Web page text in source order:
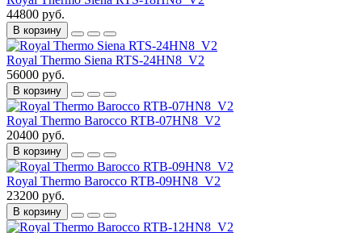
44800 руб.
В корзину
Royal Thermo Siena RTS-24HN8_V2
56000 руб.
В корзину
Royal Thermo Barocco RTB-07HN8_V2
20400 руб.
В корзину
Royal Thermo Barocco RTB-09HN8_V2
23200 руб.
В корзину